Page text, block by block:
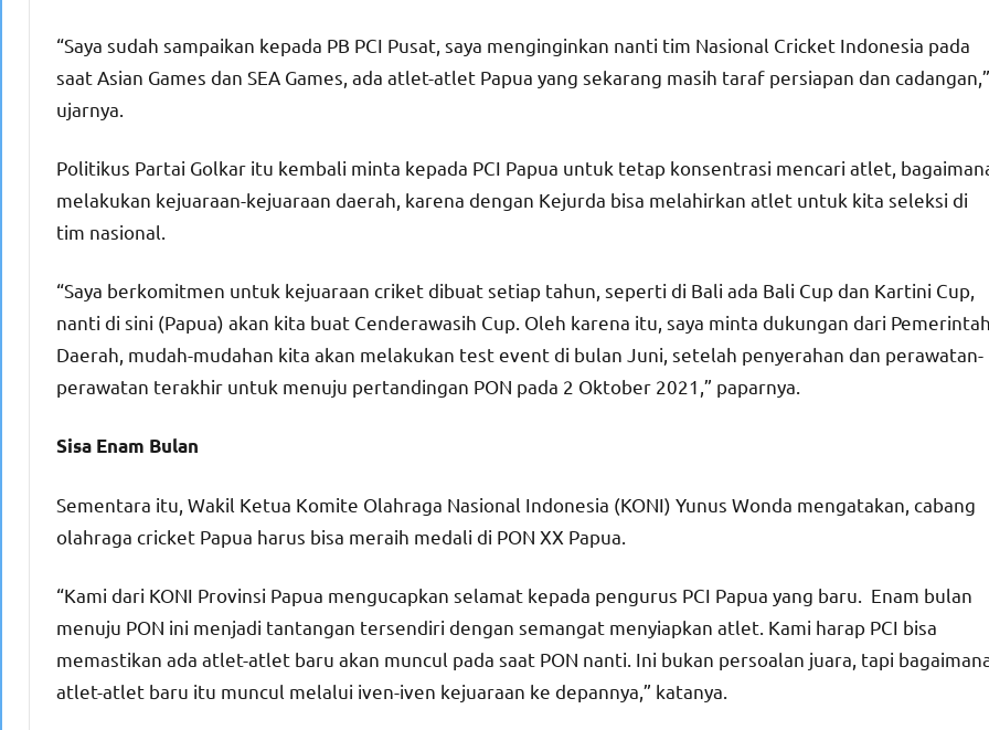
“Saya sudah sampaikan kepada PB PCI Pusat, saya menginginkan nanti tim Nasional Cricket Indonesia pada
saat Asian Games dan SEA Games, ada atlet-atlet Papua yang sekarang masih taraf persiapan dan cadangan,”
ujarnya.
Politikus Partai Golkar itu kembali minta kepada PCI Papua untuk tetap konsentrasi mencari atlet,
melakukan kejuaraan-kejuaraan daerah, karena dengan Kejurda bisa melahirkan atlet untuk kita seleksi di
tim nasional.
“Saya berkomitmen untuk kejuaraan criket dibuat setiap tahun, seperti di Bali ada Bali Cup dan Kartini Cup,
nanti di sini (Papua) akan kita buat Cenderawasih Cup. Oleh karena itu, saya minta dukungan dari
Daerah, mudah-mudahan kita akan melakukan test event di bulan Juni, setelah penyerahan dan perawatan-
perawatan terakhir untuk menuju pertandingan PON pada 2 Oktober 2021,” paparnya.
Sisa Enam Bulan
Sementara itu, Wakil Ketua Komite Olahraga Nasional Indonesia (KONI) Yunus Wonda mengatakan, cabang
olahraga cricket Papua harus bisa meraih medali di PON XX Papua.
“Kami dari KONI Provinsi Papua mengucapkan selamat kepada pengurus PCI Papua yang baru. Enam bulan
menuju PON ini menjadi tantangan tersendiri dengan semangat menyiapkan atlet. Kami harap PCI bisa
memastikan ada atlet-atlet baru akan muncul pada saat PON nanti. Ini bukan persoalan juara, tapi
atlet-atlet baru itu muncul melalui iven-iven kejuaraan ke depannya,” katanya.